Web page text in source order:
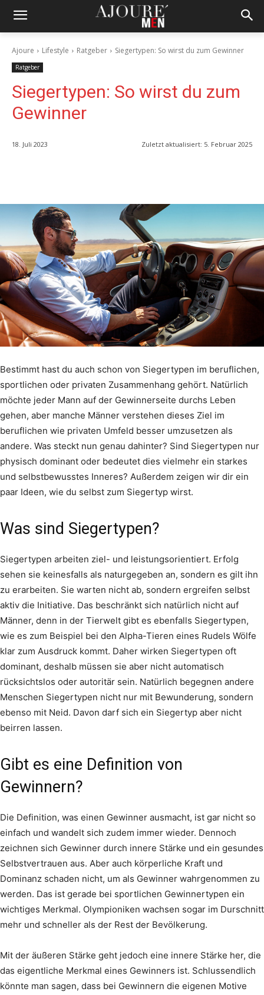
Ajoure Lifestyle Ratgeber Siegertypen: So wirst du zum Gewinner
Ratgeber
Siegertypen: So wirst du zum
Gewinner
18. Juli 2023 Zuletzt aktualisiert: 5. Februar 2025
Bestimmt hast du auch schon von Siegertypen im beruflichen,
sportlichen oder privaten Zusammenhang gehört. Natürlich
möchte jeder Mann auf der Gewinnerseite durchs Leben
gehen, aber manche Männer verstehen dieses Ziel im
beruflichen wie privaten Umfeld besser umzusetzen als
andere. Was steckt nun genau dahinter? Sind Siegertypen nur
physisch dominant oder bedeutet dies vielmehr ein starkes
und selbstbewusstes Inneres? Außerdem zeigen wir dir ein
paar Ideen, wie du selbst zum Siegertyp wirst.
Was sind Siegertypen?
Siegertypen arbeiten ziel- und leistungsorientiert. Erfolg
sehen sie keinesfalls als naturgegeben an, sondern es gilt ihn
zu erarbeiten. Sie warten nicht ab, sondern ergreifen selbst
aktiv die Initiative. Das beschränkt sich natürlich nicht auf
Männer, denn in der Tierwelt gibt es ebenfalls Siegertypen,
wie es zum Beispiel bei den Alpha-Tieren eines Rudels Wölfe
klar zum Ausdruck kommt. Daher wirken Siegertypen oft
dominant, deshalb müssen sie aber nicht automatisch
rücksichtslos oder autoritär sein. Natürlich begegnen andere
Menschen Siegertypen nicht nur mit Bewunderung, sondern
ebenso mit Neid. Davon darf sich ein Siegertyp aber nicht
beirren lassen.
Gibt es eine Definition von
Gewinnern?
Die Definition, was einen Gewinner ausmacht, ist gar nicht so
einfach und wandelt sich zudem immer wieder. Dennoch
zeichnen sich Gewinner durch innere Stärke und ein gesundes
Selbstvertrauen aus. Aber auch körperliche Kraft und
Dominanz schaden nicht, um als Gewinner wahrgenommen zu
werden. Das ist gerade bei sportlichen Gewinnertypen ein
wichtiges Merkmal. Olympioniken wachsen sogar im Durschnitt
mehr und schneller als der Rest der Bevölkerung.
Mit der äußeren Stärke geht jedoch eine innere Stärke her, die
das eigentliche Merkmal eines Gewinners ist. Schlussendlich
könnte man sagen, dass bei Gewinnern die eigenen Motive